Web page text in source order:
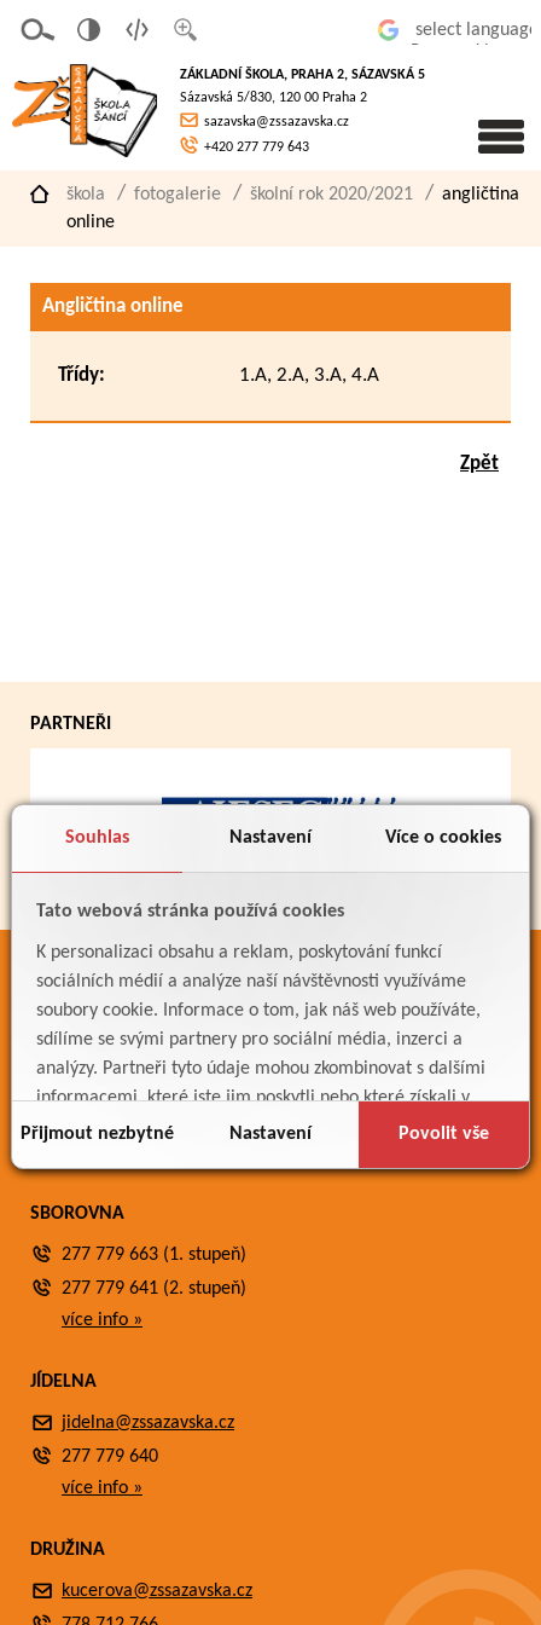
Souhlas Nastavení Více o cookies
Tato webová stránka používá cookies
K personalizaci obsahu a reklam, poskytování funkcí
sociálních médií a analýze naší návštěvnosti využíváme
soubory cookie. Informace o tom, jak náš web používáte,
sdílíme se svými partnery pro sociální média, inzerci a
analýzy. Partneři tyto údaje mohou zkombinovat s dalšími
informacemi, které jste jim poskytli nebo které získali v
důsledku toho, že používáte jejich služby.
Přijmout nezbytné Nastavení Povolit vše
písmo
á
verze
pro
slaboz
raké
ZÁKLADNÍ ŠKOLA, PRAHA 2, SÁZAVSKÁ 5
Sázavská 5/830, 120 00 Praha 2
sazavska@zssazavska.cz
+420 277 779 643
škola fotogalerie školní rok 2020/2021
angličtina
online
Angličtina online
Třídy: 1.A, 2.A, 3.A, 4.A
Zpět
PARTNEŘI
ODKAZY
Bakaláři
Jídelníček
Meteostanice
SBOROVNA
277 779 663 (1. stupeň)
277 779 641 (2. stupeň)
více info »
JÍDELNA
jidelna@zssazavska.cz
277 779 640
více info »
DRUŽINA
kucerova@zssazavska.cz